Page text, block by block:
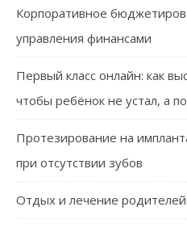
Корпоративное
управления финансами
Первый класс онлайн: как
чтобы ребёнок не устал, а
Протезирование на
при отсутствии зубов
Отдых и лечение